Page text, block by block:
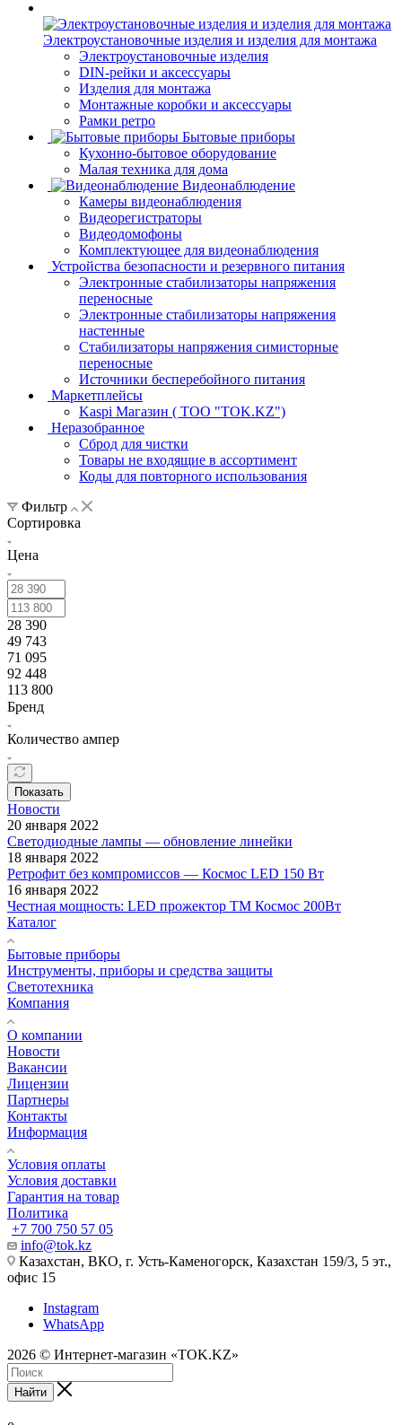
Электроустановочные изделия и изделия для монтажа
Электроустановочные изделия
DIN-рейки и аксессуары
Изделия для монтажа
Монтажные коробки и аксессуары
Рамки ретро
Бытовые приборы
Кухонно-бытовое оборудование
Малая техника для дома
Видеонаблюдение
Камеры видеонаблюдения
Видеорегистраторы
Видеодомофоны
Комплектующее для видеонаблюдения
Устройства безопасности и резервного питания
Электронные стабилизаторы напряжения
переносные
Электронные стабилизаторы напряжения
настенные
Стабилизаторы напряжения симисторные
переносные
Источники бесперебойного питания
Маркетплейсы
Kaspi Магазин ( ТОО "TOK.KZ")
Неразобранное
Сброд для чистки
Товары не входящие в ассортимент
Коды для повторного использования
Фильтр
Сортировка
Цена
28 390
49 743
71 095
92 448
113 800
Бренд
Количество ампер
Показать
Новости
20 января 2022
Светодиодные лампы — обновление линейки
18 января 2022
Ретрофит без компромиссов — Космос LED 150 Вт
16 января 2022
Честная мощность: LED прожектор ТМ Космос 200Вт
Каталог
Бытовые приборы
Инструменты, приборы и средства защиты
Светотехника
Компания
О компании
Новости
Вакансии
Лицензии
Партнеры
Контакты
Информация
Условия оплаты
Условия доставки
Гарантия на товар
Политика
+7 700 750 57 05
info@tok.kz
Казахстан, ВКО, г. Усть-Каменогорск, Казахстан 159/3, 5 эт.,
офис 15
Instagram
WhatsApp
2026 © Интернет-магазин «TOK.KZ»
Найти